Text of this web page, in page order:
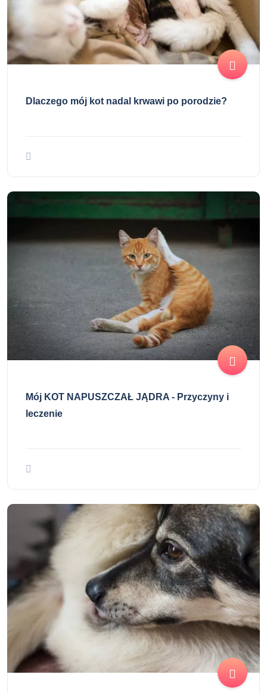
Dlaczego mój kot nadal krwawi po porodzie?
Mój KOT NAPUSZCZAŁ JĄDRA - Przyczyny i
leczenie